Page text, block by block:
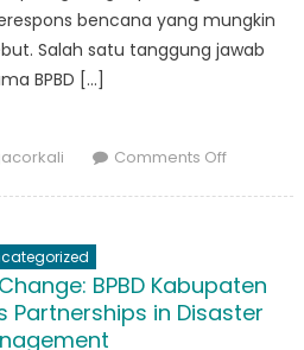
bencana yang mungkin
Salah satu tanggung jawab
BPBD […]
Comments Offon
Daily
BPBD Kabupaten
Partnerships in Disaster